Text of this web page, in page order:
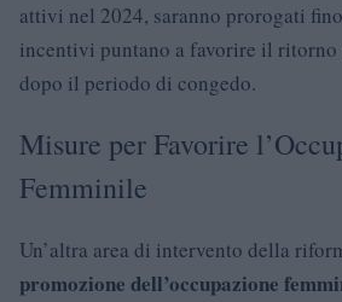
attivi nel 2024, saranno prorogati
incentivi puntano a favorire il
dopo il periodo di congedo.
Misure per Favorire
Femminile
Un’altra area di intervento della
promozione dell’occupazione